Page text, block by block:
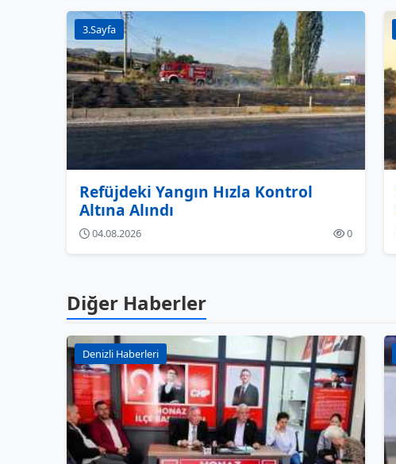
3.Sayfa
Refüjdeki Yangın Hızla Kontrol
Altına Alındı
04.08.2026 0
Diğer Haberler
Denizli Haberleri